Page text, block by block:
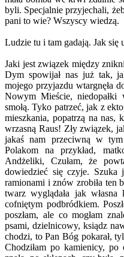
byli. Specjalnie przyjechali,
pani to wie? Wszyscy wiedzą.
Ludzie tu i tam gadają. Jak się
Jaki jest związek między
Dym spowijał nas już tak,
mojego przyjazdu wtargnęła
Nowym Mieście, niedopałki
smołą. Tyko patrzeć, jak z
mieszkania, popatrzą na nas,
wrzasną Raus! Zły związek,
jakaś nam przeciwną w
Polakom na przykład,
Andżeliki, Czułam, że
dowiedzieć się czyje. Szuka
ramionami i znów zrobiła ten
twarz wyglądała jak
cofniętym podbródkiem.
poszłam, ale co mogłam
psami, dzielnicowy, ksiądz
chodzi, to Pan Bóg pokarał,
Chodziłam po kamienicy, po